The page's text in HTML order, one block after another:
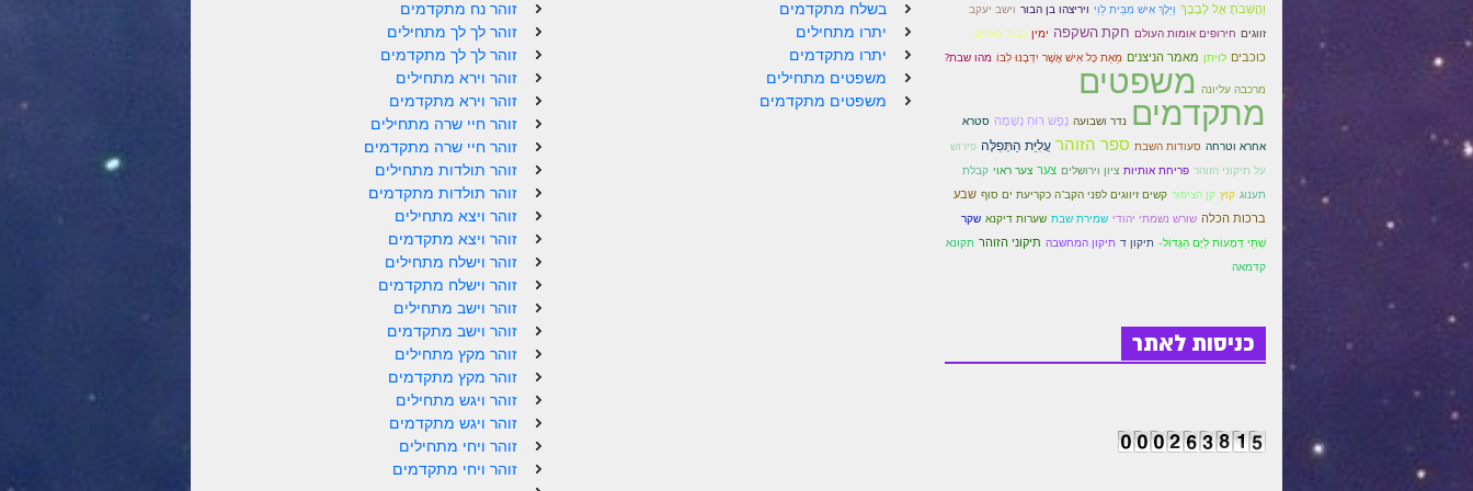
זוהר נח מתקדמים
זוהר לך לך מתחילים
זוהר לך לך מתקדמים
זוהר וירא מתחילים
זוהר וירא מתקדמים
זוהר חיי שרה מתחילים
זוהר חיי שרה מתקדמים
זוהר תולדות מתחילים
זוהר תולדות מתקדמים
זוהר ויצא מתחילים
זוהר ויצא מתקדמים
זוהר וישלח מתחילים
זוהר וישלח מתקדמים
זוהר וישב מתחילים
זוהר וישב מתקדמים
זוהר מקץ מתחילים
זוהר מקץ מתקדמים
זוהר ויגש מתחילים
זוהר ויגש מתקדמים
זוהר ויחי מתחילים
זוהר ויחי מתקדמים
בשלח מתקדמים
יתרו מתחילים
יתרו מתקדמים
משפטים מתחילים
משפטים מתקדמים
וַהֲשֵׁבֹתָ אֶל לְבָבֶךָ וַיֵּלֶךְ אִישׁ מִבֵּית לֵוִי ויריצהו בן הבור וישב יעקב
זווגים חירופים אומות העולם חקת השקפה ימין כבוד האדם
כוכבים לויתן מאמר הניצנים מֵאֵת כָּל אִישׁ אֲשֶׁר יִדְּבֶנּוּ לִבּוֹ מהו שבת?
מרכבה עליונה משפטים
מתקדמים נדר ושבועה נֶפֶשׁ רוּחַ נְשָׁמָה סטרא
אחרא וטרחה סעודות השבת ספר הזוהר עֲלִיַּת הַתְּפִלָּה פירוש
על תיקוני הזוהר פריחת אותיות ציון וירושלים צער צער ראוי קבלת
תענוג קוץ קן הציפור קשים זיווגים לפני הקב"ה כקריעת ים סוף שבע
ברכות הכלה שורש נשמתי יהודי שמירת שבת שערות דיקנא שקר
שְׁתֵּי דְּמָעוֹת לַיָּם הַגָּדוֹל- תיקון ד תיקון המחשבה תיקוני הזוהר תקונא
קדמאה
כניסות לאתר